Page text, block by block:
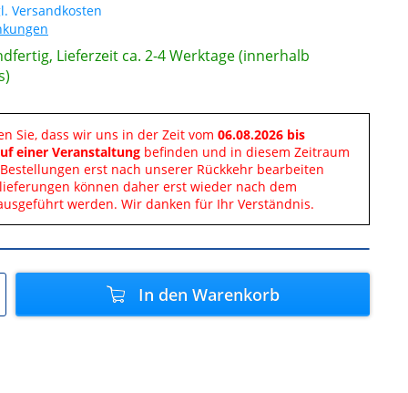
Versandkosten
Lieferzeit ca. 2-4 Werktage (innerhalb
Sie, dass wir uns in der Zeit vom 06.08.2026 bis
einer Veranstaltung befinden und in diesem Zeitraum
erst nach unserer Rückkehr bearbeiten
können daher erst wieder nach dem
werden. Wir danken für Ihr Verständnis.
In den Warenkorb